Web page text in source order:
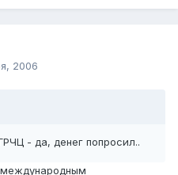
2006
- да, денег попросил..